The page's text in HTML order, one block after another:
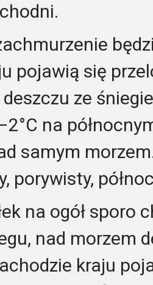
pojawią się
ze
na
samym
porywisty,
na ogół sporo
nad morzem
kraju